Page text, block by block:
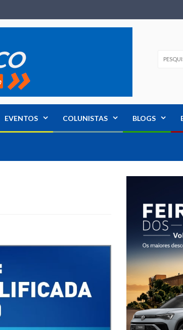
EVENTOS COLUNISTAS BLOGS